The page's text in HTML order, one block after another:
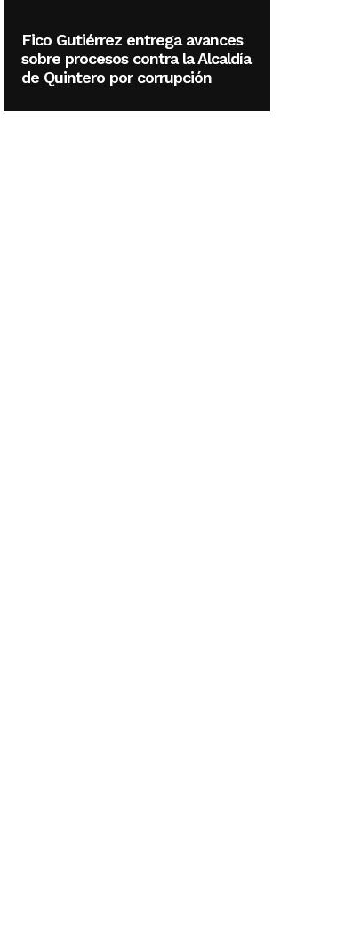
Fico Gutiérrez entrega avances
sobre procesos contra la Alcaldía
de Quintero por corrupción